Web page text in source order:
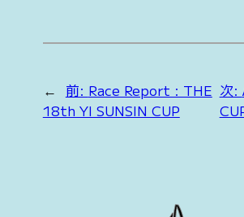
← 前: Race Report : THE
18th YI SUNSIN CUP
次: